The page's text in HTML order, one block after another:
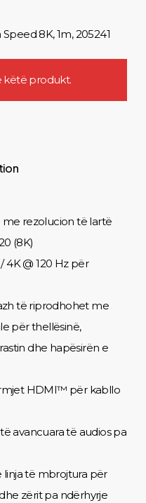
8K, 1m, 205241
këtë produkt.
me rezolucion të lartë
(8K)
4K @ 120 Hz për
të riprodhohet me
për thellësinë,
dhe hapësirën e
HDMI™ për kabllo
avancuara të audios pa
linja të mbrojtura për
zërit pa ndërhyrje